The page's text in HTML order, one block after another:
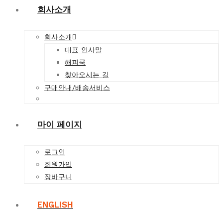
회사소개
회사소개
대표 인사말
해피쿡
찾아오시는 길
구매안내/배송서비스
마이 페이지
로그인
회원가입
장바구니
ENGLISH